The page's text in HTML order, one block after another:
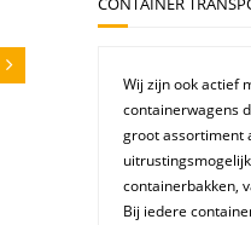
Wij zijn ook actief
containerwagens
groot assortiment
containerbakken,
Bij iedere